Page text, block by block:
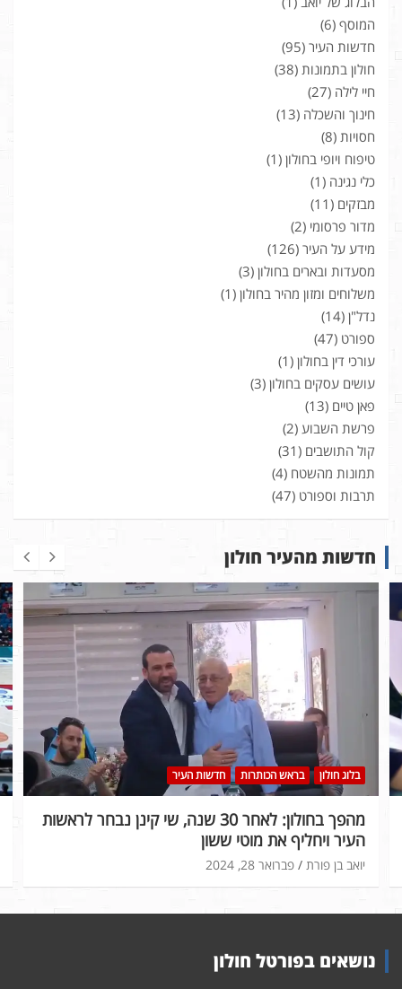
המוסף (6)
חדשות העיר (95)
חולון בתמונות (38)
חיי לילה (27)
חינוך והשכלה (13)
חסויות (8)
טיפוח ויופי בחולון (1)
כלי נגינה (1)
מבזקים (11)
מדור פרסומי (2)
מידע על העיר (126)
מסעדות ובארים בחולון (3)
משלוחים ומזון מהיר בחולון (1)
נדל"ן (14)
ספורט (47)
עורכי דין בחולון (1)
עושים עסקים בחולון (3)
פאן טיים (13)
פרשת השבוע (2)
קול התושבים (31)
תמונות מהשטח (4)
תרבות וספורט (47)
חדשות מהעיר חולון
בלוג חולון בראש הכותרות חדשות העיר
מהפך בחולון: לאחר 30 שנה, שי קינן נבחר לראשות
העיר ויחליף את מוטי ששון
פברואר 28, 2024 יואב בן פורת
נושאים בפורטל חולון